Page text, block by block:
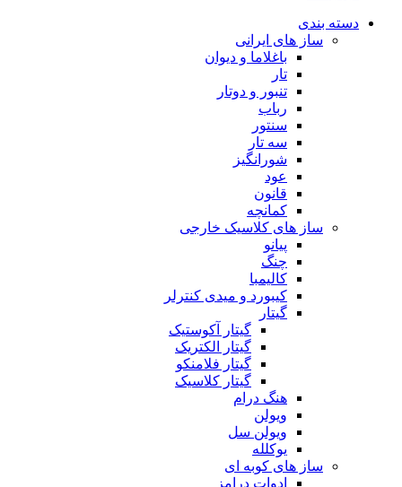
دسته بندی
ساز های ایرانی
باغلاما و دیوان
تار
تنبور و دوتار
رباب
سنتور
سه تار
شورانگیز
عود
قانون
کمانچه
ساز های کلاسیک خارجی
پیانو
چنگ
کالیمبا
کیبورد و میدی کنترلر
گیتار
گیتار آکوستیک
گیتار الکتریک
گیتار فلامنکو
گیتار کلاسیک
هنگ درام
ویولن
ویولن سل
یوکلله
ساز های کوبه ای
ادوات درامز